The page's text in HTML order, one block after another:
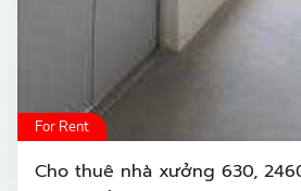
For Rent
Cho thuê nhà xưởng 630,